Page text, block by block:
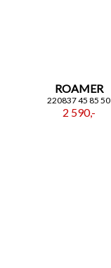
ROAMER
220837 45 85 50
2 590,-